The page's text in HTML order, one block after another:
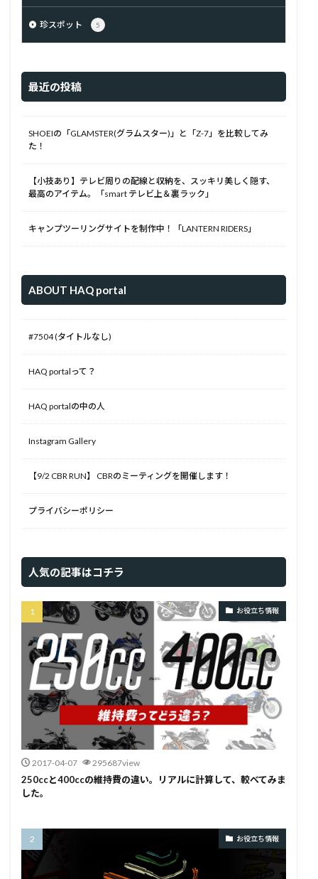
珍スポット 5
最近の投稿
SHOEIの「GLAMSTER(グラムスター)」と「Z-7」を比較してみ
た！
【小技あり】テレビ周りの配線と収納を、スッキリ美しく隠す、
最高のアイテム。「smart テレビ上＆裏ラック」
キャンプツーリングサイトを制作中！「LANTERN RIDERS」
ABOUT HAQ portal
#7504 (タイトルなし)
HAQ portalって？
HAQ portalの中の人
Instagram Gallery
【9/2 CBR RUN】 CBRのミーティングを開催します！
プライバシーポリシー
人気の記事はコチラ
お役立ち情報
2017-04-07 295687view
250ccと400ccの維持費の違い。リアルに計算して、較べてみま
した。
お役立ち情報